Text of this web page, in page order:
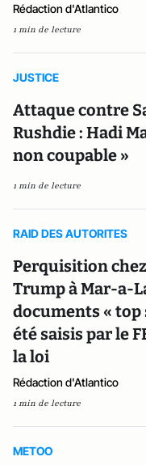
Rédaction d'Atlantico
1 min de lecture
JUSTICE
Attaque contre
Rushdie : Hadi
non coupable »
1 min de lecture
RAID DES AUTORITES
Perquisition
Trump à Mar-a-
documents « top
été saisis par le
la loi
Rédaction d'Atlantico
1 min de lecture
METOO